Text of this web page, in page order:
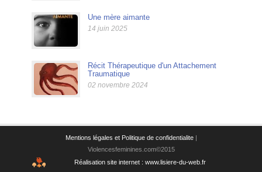
Une mère aimante
14 juin 2025
Récit Thérapeutique d'un Attachement
Traumatique
02 novembre 2024
Mentions légales et Politique de confidentialite|
Violencesfeminines.com©2015
Réalisation site internet : www.lisiere-du-web.fr